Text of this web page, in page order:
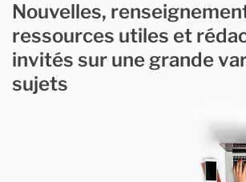
Nouvelles,
ressources utiles et
invités sur une grande
sujets